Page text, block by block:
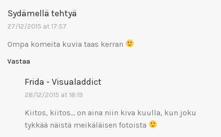
Sydämellä tehtyä
27/12/2015 at 17:57
Ompa komeita kuvia taas kerran
Vastaa
Frida - Visualaddict
28/12/2015 at 18:19
Kiitos, kiitos… on aina niin kiva kuulla, kun joku
tykkää näistä meikäläisen fotoista